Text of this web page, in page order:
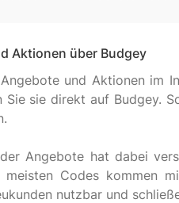
Aktionen über Budgey
und Aktionen im
sie direkt auf Budgey.
Angebote hat dabei
Codes kommen
nutzbar und